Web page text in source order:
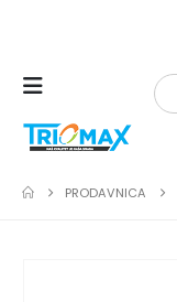
PRODAVNICA